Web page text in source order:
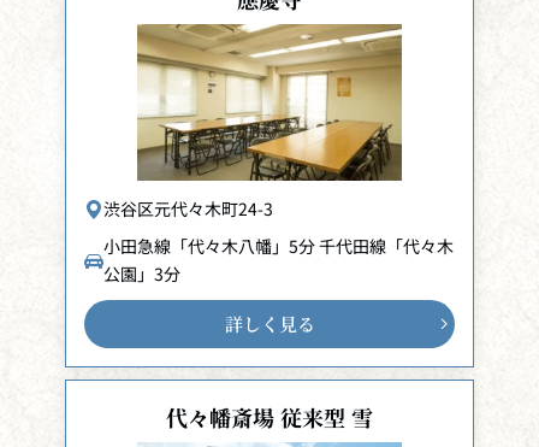
渋谷区元代々木町24-3
小田急線「代々木八幡」5分 千代田線「代々木
公園」3分
詳しく見る
代々幡斎場 従来型 雪